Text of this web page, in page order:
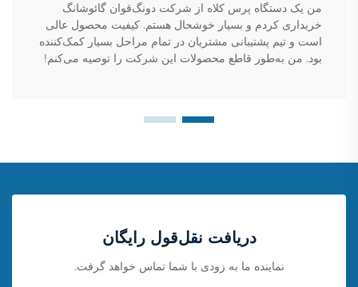
من یک دستگاه پرس کلاه از شرکت دونگ‌قوان گائوشانگ
خریداری کردم و بسیار خوشحال هستم. کیفیت محصول عالی
است و تیم پشتیبانی مشتریان در تمام مراحل بسیار کمک‌کننده
بود. من به‌طور قاطع محصولات این شرکت را توصیه می‌کنم!
دریافت نقل‌قول رایگان
نماینده ما به زودی با شما تماس خواهد گرفت.